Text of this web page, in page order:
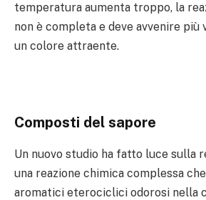
temperatura aumenta troppo, la
non è completa e deve avvenire
un colore attraente.
Composti del sapore
Un nuovo studio ha fatto luce sulla
una reazione chimica complessa
aromatici eterociclici odorosi nella